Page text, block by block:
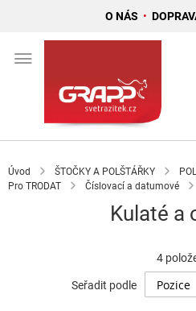
O NÁS •
Úvod ŠTOČKY A POLŠTÁŘKY
Pro TRODAT
Číslovací a datumové
Kulaté a
4
Seřadit podle